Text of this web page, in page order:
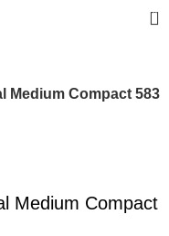
0
Medium Compact 583
Medium Compact